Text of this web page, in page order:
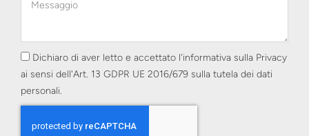
Dichiaro di aver letto e accettato l'informativa sulla Privacy
ai sensi dell'Art. 13 GDPR UE 2016/679 sulla tutela dei dati
personali.